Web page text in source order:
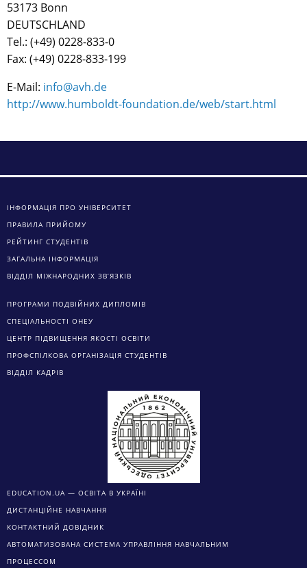
53173 Bonn
DEUTSCHLAND
Tel.: (+49) 0228-833-0
Fax: (+49) 0228-833-199
E-Mail: info@avh.de
http://www.humboldt-foundation.de/web/start.html
ІНФОРМАЦІЯ ПРО УНІВЕРСИТЕТ
ПРАВИЛА ПРИЙОМУ
РЕЙТИНГ СТУДЕНТІВ
ЗАГАЛЬНА ІНФОРМАЦІЯ
ВІДДІЛ МІЖНАРОДНИХ ЗВ’ЯЗКІВ
ПРОГРАМИ ПОДВІЙНИХ ДИПЛОМІВ
СПЕЦІАЛЬНОСТІ ОНЕУ
ЦЕНТР ПІДВИЩЕННЯ ЯКОСТІ ОСВІТИ
ПРОФСПІЛКОВА ОРГАНІЗАЦІЯ СТУДЕНТІВ
ВІДДІЛ КАДРІВ
EDUCATION.UA — ОСВІТА В УКРАЇНІ
ДИСТАНЦІЙНЕ НАВЧАННЯ
КОНТАКТНИЙ ДОВІДНИК
АВТОМАТИЗОВАНА СИСТЕМА УПРАВЛІННЯ НАВЧАЛЬНИМ
ПРОЦЕССОМ